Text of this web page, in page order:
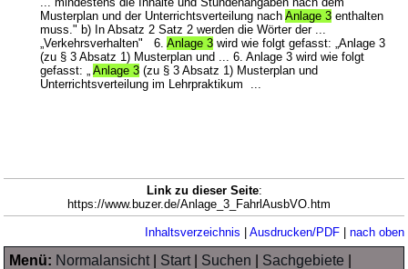
Musterplan und der Unterrichtsverteilung nachAnlage 3 enthalten
muss." b) In Absatz 2 Satz 2 werden die Wörter der ...
„Verkehrsverhalten" 6.Anlage 3 wird wie folgt gefasst: „Anlage 3
(zu § 3 Absatz 1) Musterplan und ... 6. Anlage 3 wird wie folgt
gefasst: „Anlage 3 (zu § 3 Absatz 1) Musterplan und
Unterrichtsverteilung im Lehrpraktikum ...
Link zu dieser Seite:
https://www.buzer.de/Anlage_3_FahrlAusbVO.htm
Inhaltsverzeichnis | Ausdrucken/PDF| nach oben
Menü: Normalansicht| Start| Suchen Sachgebiete